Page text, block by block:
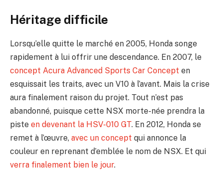
Héritage difficile
Lorsqu’elle quitte le marché en 2005, Honda songe
rapidement à lui offrir une descendance. En 2007, le
concept Acura Advanced Sports Car Concept en
esquissait les traits, avec un V10 à l’avant. Mais la crise
aura finalement raison du projet. Tout n’est pas
abandonné, puisque cette NSX morte-née prendra la
piste en devenant la HSV-010 GT. En 2012, Honda se
remet à l’œuvre, avec un concept qui annonce la
couleur en reprenant d’emblée le nom de NSX. Et qui
verra finalement bien le jour.